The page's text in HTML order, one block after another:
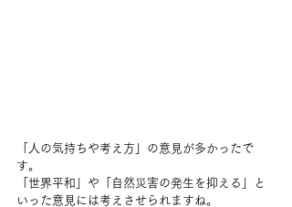
「人の気持ちや考え方」の意見が多かったで
す。
「世界平和」や「自然災害の発生を抑える」と
いった意見には考えさせられますね。